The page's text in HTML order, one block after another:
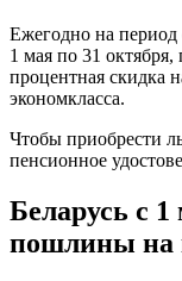
Ежегодно на период
1 мая по 31 октября,
процентная скидка
экономкласса.
Чтобы приобрести
пенсионное
Беларусь с
пошлины на